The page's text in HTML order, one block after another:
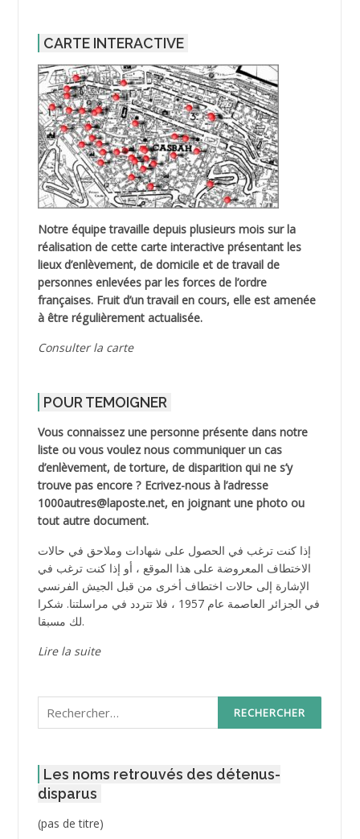
publications
CARTE INTERACTIVE
Notre équipe travaille depuis plusieurs mois sur la
réalisation de cette carte interactive présentant les
lieux d’enlèvement, de domicile et de travail de
personnes enlevées par les forces de l’ordre
françaises. Fruit d’un travail en cours, elle est amenée
à être régulièrement actualisée.
Consulter la carte
POUR TEMOIGNER
Vous connaissez une personne présente dans notre
liste ou vous voulez nous communiquer un cas
d’enlèvement, de torture, de disparition qui ne s’y
trouve pas encore ? Ecrivez-nous à l’adresse
1000autres@laposte.net, en joignant une photo ou
tout autre document.
إذا كنت ترغب في الحصول على شهادات وملاحق في حالات
الاختطاف المعروضة على هذا الموقع ، أو إذا كنت ترغب في
الإشارة إلى حالات اختطاف أخرى من قبل الجيش الفرنسي
في الجزائر العاصمة عام 1957 ، فلا تتردد في مراسلتنا. شكرا
لك مسبقا.
Lire la suite
Rechercher :
Les noms retrouvés des détenus-
disparus
(pas de titre)Post